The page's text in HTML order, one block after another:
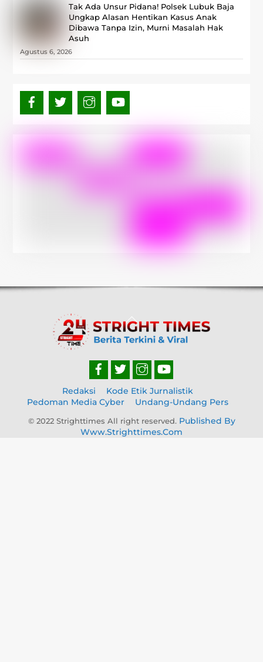
Tak Ada Unsur Pidana! Polsek Lubuk Baja
Ungkap Alasan Hentikan Kasus Anak
Dibawa Tanpa Izin, Murni Masalah Hak
Asuh
Agustus 6, 2026
Back
To
Top
Redaksi
Kode Etik Jurnalistik
Pedoman Media Cyber
Undang-Undang Pers
© 2022 Strighttimes All right reserved. Published By
Www.strighttimes.com